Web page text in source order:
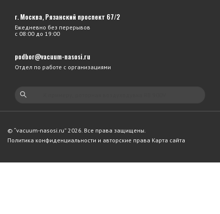
г. Москва, Рязанский проспект 67/2
Ежедневно без перерывов
с 08:00 до 19:00
podbor@vacuum-nasosi.ru
Отдел по работе с организациями
© “vacuum-nasosi.ru” 2026. Все права защищены.
Политика конфиденциальности и авторские права Карта сайта